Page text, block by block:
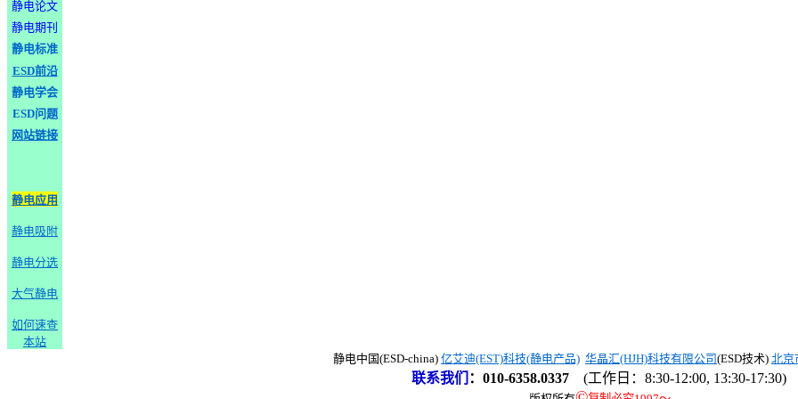
静电论文
静电期刊
静电标准
ESD前沿
静电学会
ESD问题
网站链接
静电应用
静电吸附
静电分选
大气静电
如何速查
本站
静电中国(ESD-china) 亿艾迪(EST)科技(静电产品) 华晶汇(HJH)科技有限公司(ESD技术) 北京
联系我们 ： 010-6358.0337 (工作日：8:30-12:00, 13:30-17:30)